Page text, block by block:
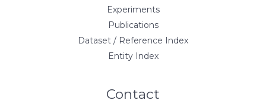
Experiments
Publications
Dataset / Reference Index
Entity Index
Contact